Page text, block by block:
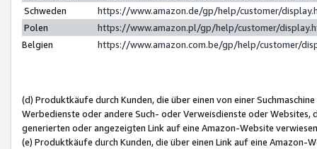
Schweden
https://www.amazon.de/gp/help/customer/
Polen
https://www.amazon.pl/gp/help/customer/
Belgien
https://www.amazon.com.be/gp/help/customer/
(d) Produktkäufe durch Kunden, die über einen von einer
Werbedienste oder andere Such- oder Verweisdienste oder Websites,
generierten oder angezeigten Link auf eine Amazon-Website
(e) Produktkäufe durch Kunden, die über einen Link auf eine